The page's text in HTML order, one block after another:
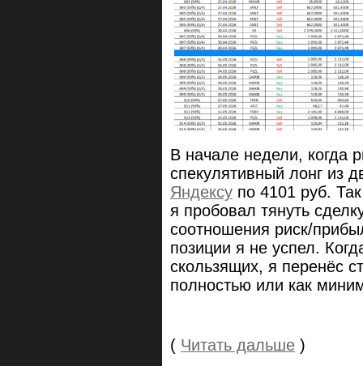
В начале недели, когда
спекулятивный лонг из
Яндексу по 4101 руб.
я пробовал тянуть
соотношения риск/
позиции я не успел.
скользящих, я перенёс
полностью или как
( Читать дальше )